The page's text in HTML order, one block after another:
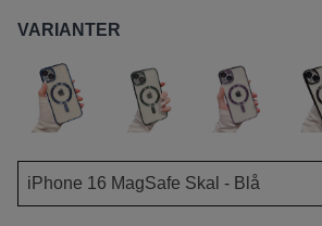
VARIANTER